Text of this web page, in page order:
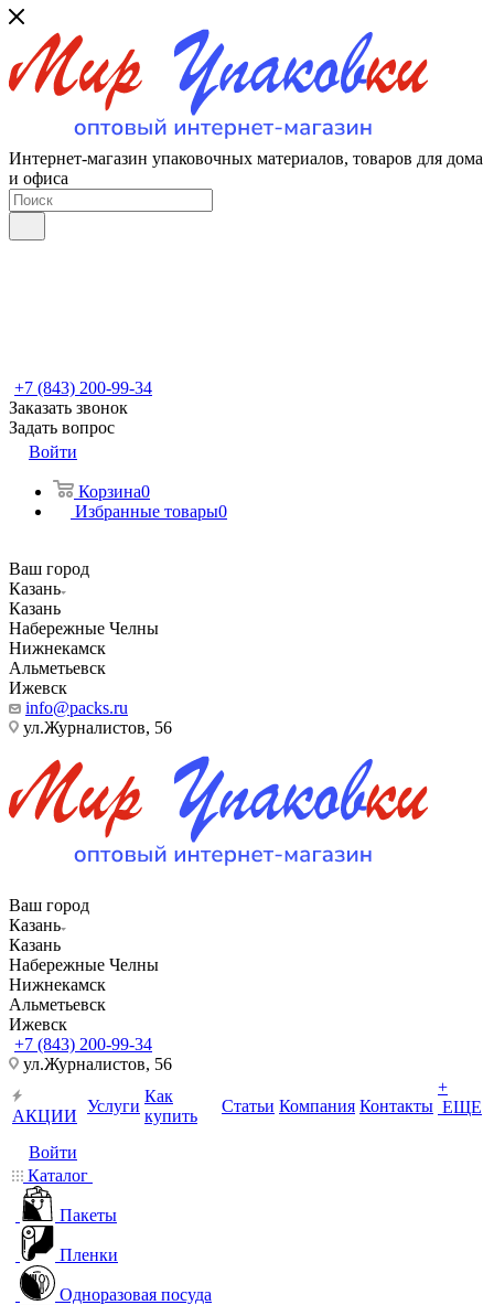
Интернет-магазин упаковочных материалов, товаров для дома
и офиса
+7 (843) 200-99-34
Заказать звонок
Задать вопрос
Войти
Корзина0
Избранные товары0
Ваш город
Казань
Казань
Набережные Челны
Нижнекамск
Альметьевск
Ижевск
info@packs.ru
ул.Журналистов, 56
Ваш город
Казань
Казань
Набережные Челны
Нижнекамск
Альметьевск
Ижевск
+7 (843) 200-99-34
ул.Журналистов, 56
АКЦИИ
Услуги
Как
купить
Статьи Компания Контакты
+
ЕЩЕ
Войти
Каталог
Пакеты
Пленки
Одноразовая посуда